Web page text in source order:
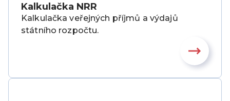
Kalkulačka NRR
Kalkulačka veřejných příjmů a výdajů
státního rozpočtu.